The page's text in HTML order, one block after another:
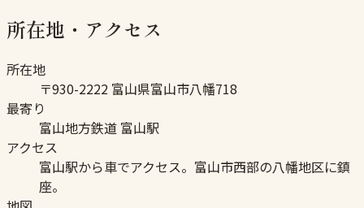
所在地・アクセス
所在地
〒930-2222 富山県富山市八幡718
最寄り
富山地方鉄道 富山駅
アクセス
富山駅から車でアクセス。富山市西部の八幡地区に鎮
座。